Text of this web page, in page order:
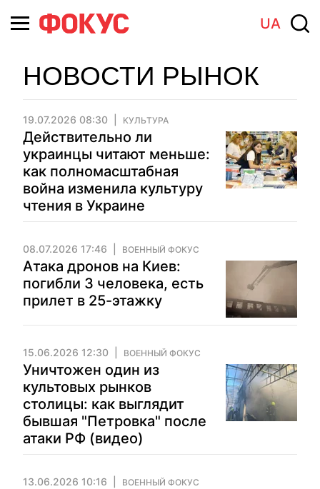
UA
НОВОСТИ РЫНОК
19.07.2026 08:30 КУЛЬТУРА
Действительно ли
украинцы читают меньше:
как полномасштабная
война изменила культуру
чтения в Украине
08.07.2026 17:46 ВОЕННЫЙ ФОКУС
Атака дронов на Киев:
погибли 3 человека, есть
прилет в 25-этажку
15.06.2026 12:30 ВОЕННЫЙ ФОКУС
Уничтожен один из
культовых рынков
столицы: как выглядит
бывшая "Петровка" после
атаки РФ (видео)
13.06.2026 10:16 ВОЕННЫЙ ФОКУС